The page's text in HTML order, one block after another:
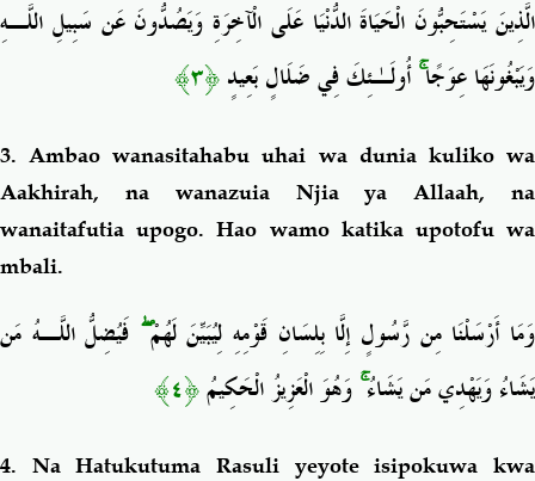
الَّذِينَ يَسْتَحِبُّونَ الْحَيَاةَ الدُّنْيَا عَلَى الْآخِرَةِ وَيَصُدُّونَ عَن سَبِيلِ اللَّـهِ
وَيَبْغُونَهَا عِوَجًاۚأُولَـٰئِكَ فِي ضَلَالٍ بَعِيدٍ﴿٣﴾
3. Ambao wanasitahabu uhai wa dunia kuliko wa
Aakhirah, na wanazuia Njia ya Allaah, na
wanaitafutia upogo. Hao wamo katika upotofu wa
mbali.
وَمَا أَرْسَلْنَا مِن رَّسُولٍ إِلَّا بِلِسَانِ قَوْمِهِ لِيُبَيِّنَ لَهُمْۖ فَيُضِلُّ اللَّـهُ مَن
يَشَاءُ وَيَهْدِي مَن يَشَاءُۚوَهُوَ الْعَزِيزُ الْحَكِيمُ﴿٤﴾
4. Na Hatukutuma Rasuli yeyote isipokuwa kwa